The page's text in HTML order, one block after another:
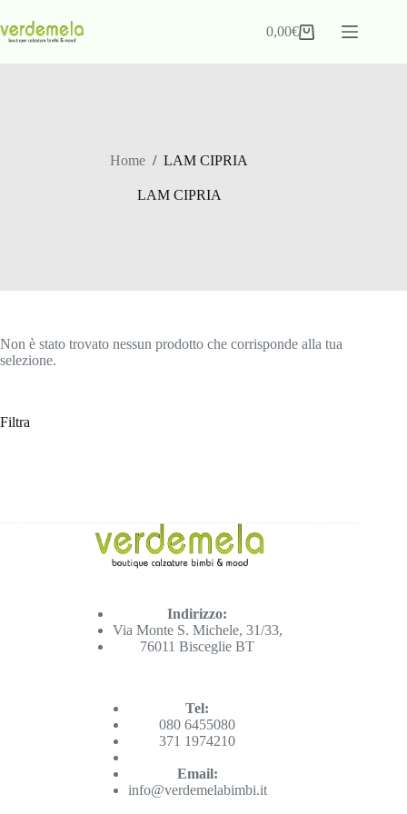
0,00€
Home / LAM CIPRIA
LAM CIPRIA
Non è stato trovato nessun prodotto che corrisponde alla tua
selezione.
Filtra
Indirizzo:
Via Monte S. Michele, 31/33,
76011 Bisceglie BT
Tel:
080 6455080
371 1974210
Email:
info@verdemelabimbi.it